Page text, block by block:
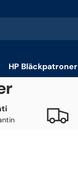
HP Bläckpatroner